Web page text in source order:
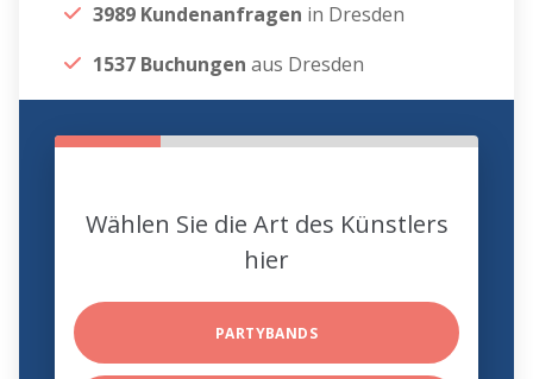
3989 Kundenanfragen in Dresden
1537 Buchungen aus Dresden
Wählen Sie die Art des Künstlers
hier
PARTYBANDS